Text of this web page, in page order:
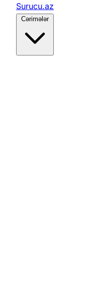
Surucu.az
Cərimələr